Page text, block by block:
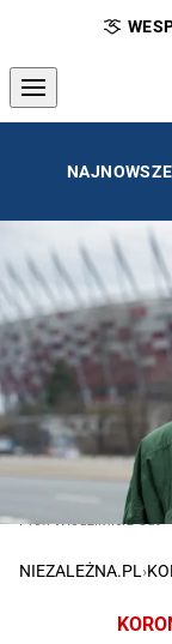
NAJNOWSZE
Prof. Włodzimierz Gut
NIEZALEŻNA.PL›